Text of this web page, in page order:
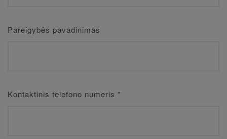
Pareigybės pavadinimas
Kontaktinis telefono numeris *